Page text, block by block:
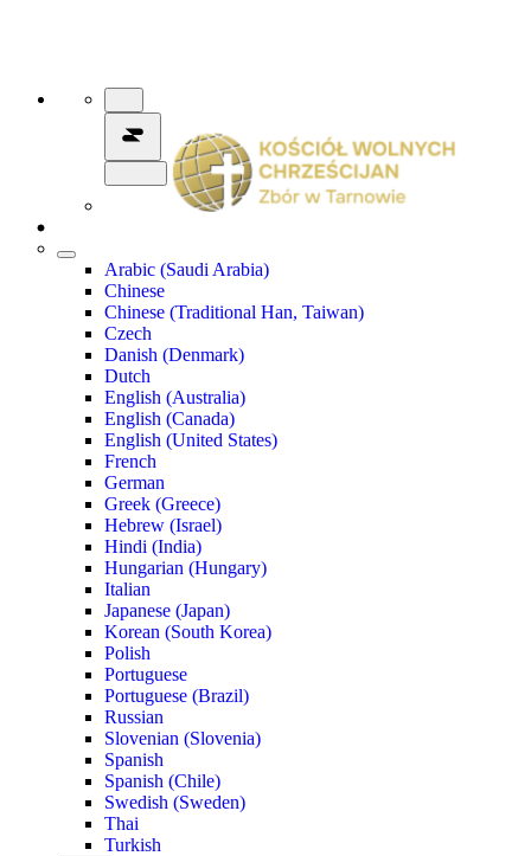
Arabic (Saudi Arabia)
Chinese
Chinese (Traditional Han, Taiwan)
Czech
Danish (Denmark)
Dutch
English (Australia)
English (Canada)
English (United States)
French
German
Greek (Greece)
Hebrew (Israel)
Hindi (India)
Hungarian (Hungary)
Italian
Japanese (Japan)
Korean (South Korea)
Polish
Portuguese
Portuguese (Brazil)
Russian
Slovenian (Slovenia)
Spanish
Spanish (Chile)
Swedish (Sweden)
Thai
Turkish